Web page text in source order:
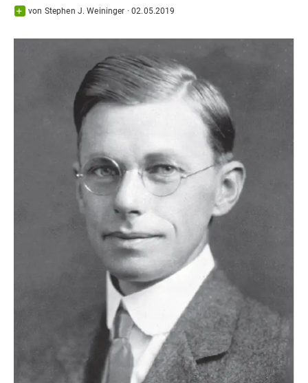
von Stephen J. Weininger ·02.05.2019